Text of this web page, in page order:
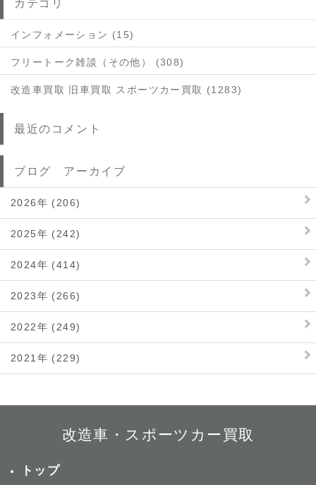
カテゴリ
インフォメーション (15)
フリートーク雑談（その他） (308)
改造車買取 旧車買取 スポーツカー買取 (1283)
最近のコメント
ブログ アーカイブ
2026年 (206)
2025年 (242)
2024年 (414)
2023年 (266)
2022年 (249)
2021年 (229)
改造車・スポーツカー買取
トップ